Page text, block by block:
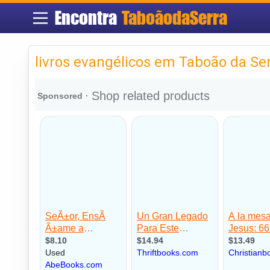
Encontra TaboãodaSerra
livros evangélicos em Taboão da